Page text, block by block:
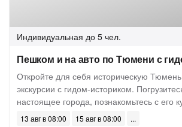
Индивидуальная до 5 чел.
Пешком и на авто по Тюмени с
Откройте для себя историческую
экскурсии с гидом-историком.
настоящее города, познакомьтесь с его
13 авг в 08:00
15 авг в 08:00